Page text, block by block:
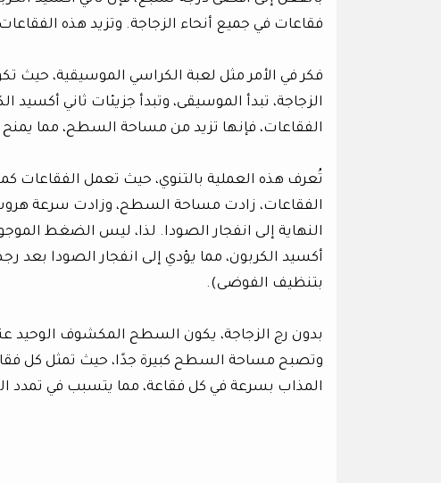
فقاعات في جميع أنحاء الزجاجة. وتزيد هذه
فكر في الأمر مثل لعبة الكراسي الموسيقية، حيث
الزجاجة، تبدأ الموسيقى، وتبدأ جزيئات ثاني
الفقاعات، فإنها تزيد من مساحة السطح، مما يمنح
تُعرف هذه العملية بالتنوي، حيث تعمل الفقاعات
الفقاعات، زادت مساحة السطح، وزادت سرعة هروب
النهاية إلى انفجار الصودا. لذا، ليس الضغط
أكسيد الكربون، مما يؤدي إلى انفجار الصودا بعد
بتنظيف الفوضى).
بدون رج الزجاجة، يكون السطح المكشوف الوحيد
وتصبح مساحة السطح كبيرة جدًا، حيث تمثل كل
المذاب بسرعة في كل فقاعة، مما يتسبب في تمدد